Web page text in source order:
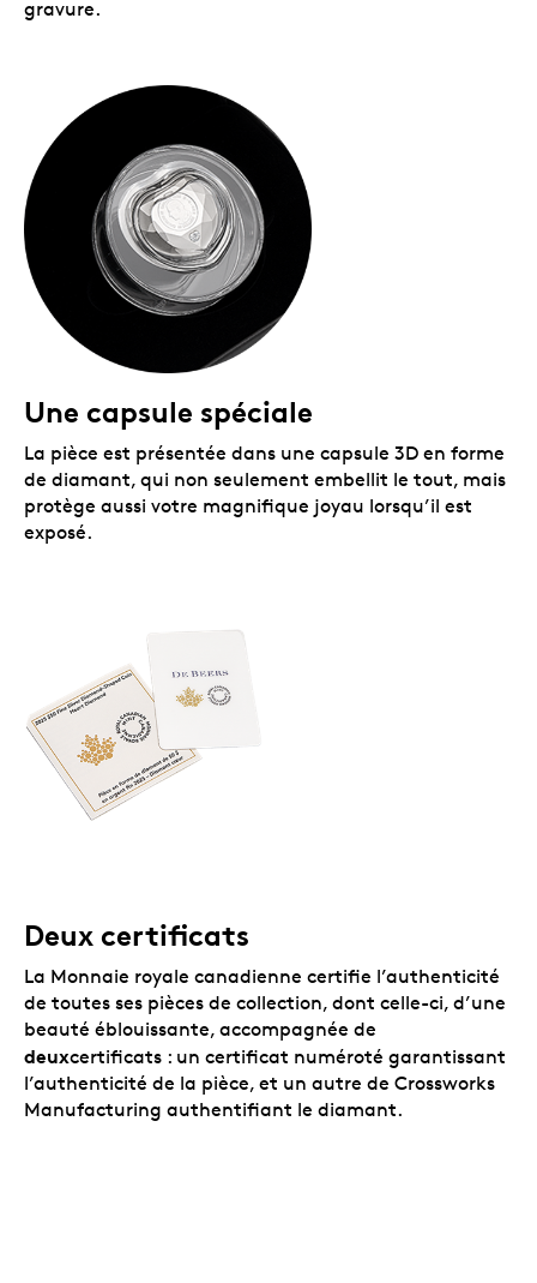
gravure.
Une capsule spéciale
La pièce est présentée dans une capsule 3D en forme
de diamant, qui non seulement embellit le tout, mais
protège aussi votre magnifique joyau lorsqu’il est
exposé.
Deux certificats
La Monnaie royale canadienne certifie l’authenticité
de toutes ses pièces de collection, dont celle-ci, d’une
beauté éblouissante, accompagnée de
deuxcertificats : un certificat numéroté garantissant
l’authenticité de la pièce, et un autre de Crossworks
Manufacturing authentifiant le diamant.